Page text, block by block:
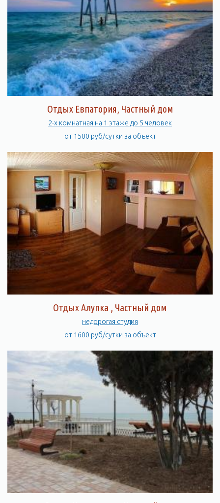
Отдых Евпатория, Частный дом
2-х комнатная на 1 этаже до 5 человек
от 1500 руб/сутки за объект
Отдых Алупка , Частный дом
недорогая студия
от 1600 руб/сутки за объект